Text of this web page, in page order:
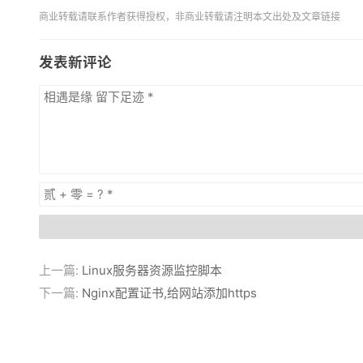
商业转载请联系作者获得授权，非商业转载请注明本文出处及文章链接
发表新评论
上一篇: Linux服务器资源监控脚本
下一篇: Nginx配置证书,给网站添加https